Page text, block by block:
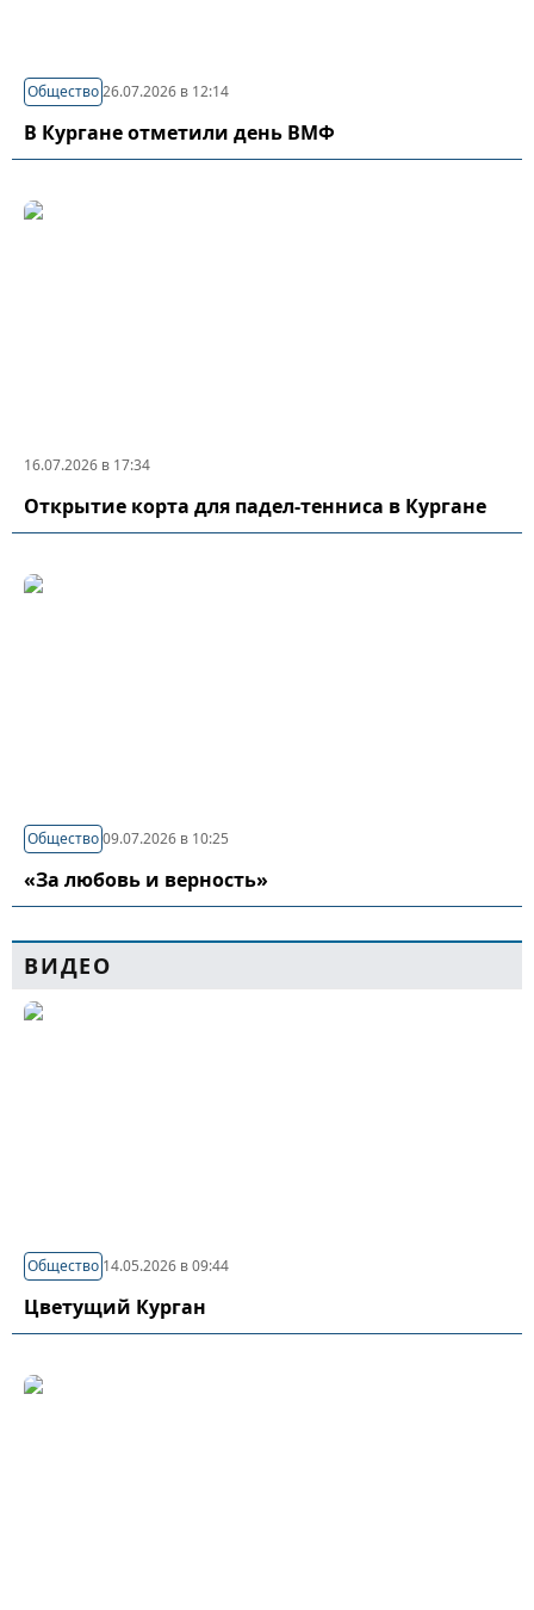
Общество26.07.2026 в 12:14
В Кургане отметили день ВМФ
16.07.2026 в 17:34
Открытие корта для падел-тенниса в Кургане
Общество09.07.2026 в 10:25
«За любовь и верность»
ВИДЕО
Общество 14.05.2026 в 09:44
Цветущий Курган